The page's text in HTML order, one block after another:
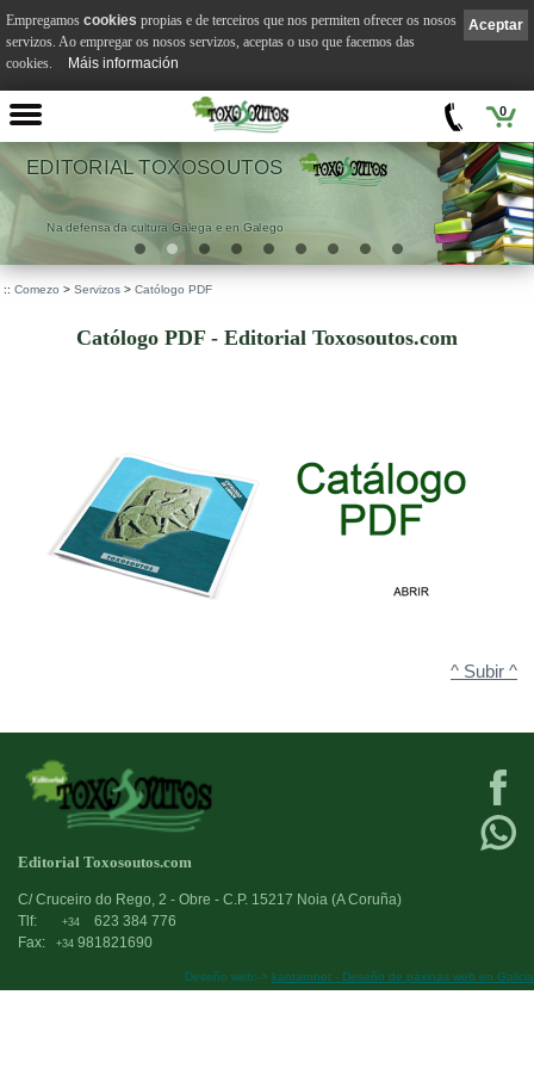
0
EDITORIAL TOXOSOUTOS
Na defensa da cultura Galega e en Galego
:: Comezo > Servizos > Católogo PDF
Católogo PDF - Editorial Toxosoutos.com
^ Subir ^
Editorial Toxosoutos.com
C/ Cruceiro do Rego, 2 - Obre - C.P. 15217 Noia (A Coruña)
Tlf:
+34
623 384 776
Fax:
+34 981821690
Deseño web:-> kantaronet - Deseño de páxinas web en Galicia
Aceptar
Empregamos cookies propias e de terceiros que nos permiten ofrecer os nosos
servizos. Ao empregar os nosos servizos, aceptas o uso que facemos das
cookies.
Máis información